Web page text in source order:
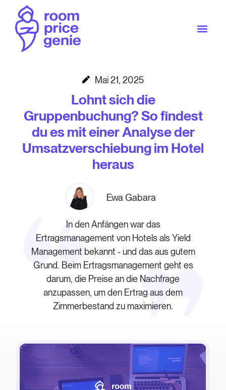
Mai 21, 2025
Lohnt sich die
Gruppenbuchung? So findest
du es mit einer Analyse der
Umsatzverschiebung im Hotel
heraus
Ewa Gabara
In den Anfängen war das
Ertragsmanagement von Hotels als Yield
Management bekannt - und das aus gutem
Grund. Beim Ertragsmanagement geht es
darum, die Preise an die Nachfrage
anzupassen, um den Ertrag aus dem
Zimmerbestand zu maximieren.